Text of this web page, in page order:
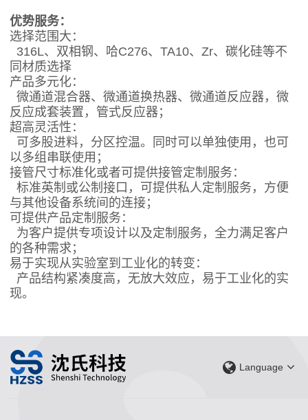
优势服务：
选择范围大 ：
316L、双相钢、哈C276、TA10、Zr、碳化硅等不
同材质选择
产品多元化：
微通道混合器、微通道换热器、微通道反应器，微
反应成套装置， 管式反应器；
超高灵活性 ：
可多股进料，分区控温。同时可以单独使用，也可
以多组串联使用；
接管尺寸标准化或者可提供接管定制服务 ：
标准英制或公制接口，可提供私人定制服务，方便
与其他设备系统间的连接；
可提供产品定制服务 ：
为客户提供专项设计以及定制服务，全力满足客户
的各种需求；
易于实现从实验室到工业化的转变 ：
产品结构紧凑度高，无放大效应，易于工业化的实
现。
Language